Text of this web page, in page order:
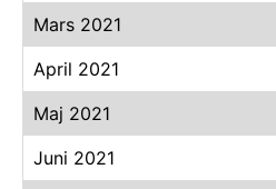
Mars 2021
April 2021
Maj 2021
Juni 2021